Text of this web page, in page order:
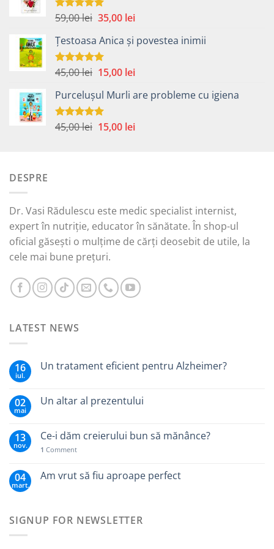
Evaluat la
59,00lei Prețul
a
fost:
59,00 lei.
35,00 leiPrețul
este:
Țestoasa Anica și povestea inimii
Evaluat la
45,00lei Prețul
a
fost:
45,00 lei.
15,00 leiPrețul
este:
Purcelușul Murli are probleme cu igiena
Evaluat la
45,00lei Prețul
15,00 leiPrețul
DESPRE
Dr. Vasi Rădulescu este medic specialist internist,
expert în nutriție, educator în sănătate. În shop-ul
oficial găsești o mulțime de cărți deosebit de utile, la
cele mai bune prețuri.
LATEST NEWS
16
iul.
Un tratament eficient pentru Alzheimer?
02
mai
Un altar al prezentului
13
nov.
Ce-i dăm creierului bun să mănânce?
1 Comment
04
mart.
Am vrut să fiu aproape perfect
SIGNUP FOR NEWSLETTER